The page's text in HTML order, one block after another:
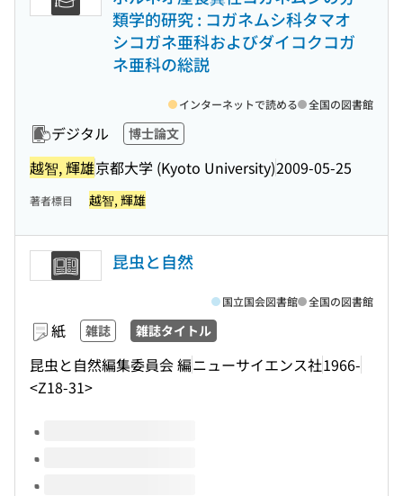
類学的研究 : コガネムシ科タマオ
シコガネ亜科およびダイコクコガ
ネ亜科の総説
デジタル 博士論文
越智, 輝雄京都大学 (Kyoto University)2009-05-25
インターネットで読める 全国の図書館
著者標目 越智, 輝雄
昆虫と自然
紙 雑誌 雑誌タイトル
昆虫と自然編集委員会 編ニューサイエンス社1966-
<Z18-31>
国立国会図書館 全国の図書館
このタイトルの巻号